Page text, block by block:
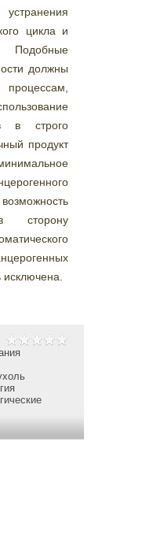
цикла и
Подобные
должны
в строго
продукт
сторону